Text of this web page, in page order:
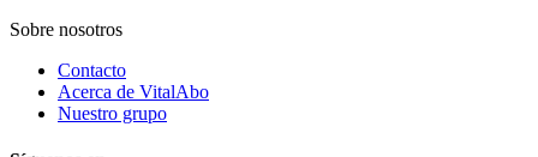
Sobre nosotros
Contacto
Acerca de VitalAbo
Nuestro grupo